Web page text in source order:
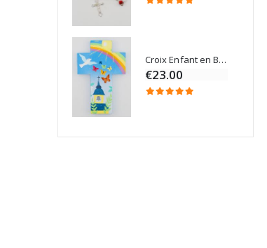
Croix Enfant en Bois Eglise Papillons et Arc-en-ciel 15 cm
€23.00